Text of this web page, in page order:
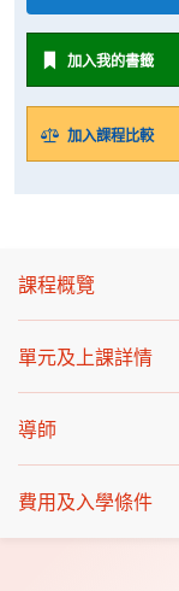
加入我的書籤
加入課程比較
課程概覽
單元及上課詳情
導師
費用及入學條件